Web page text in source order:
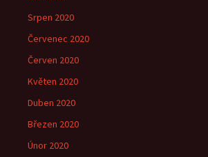
Srpen 2020
Červenec 2020
Červen 2020
Květen 2020
Duben 2020
Březen 2020
Únor 2020